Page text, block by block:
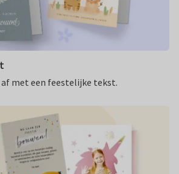
met een feestelijke tekst.